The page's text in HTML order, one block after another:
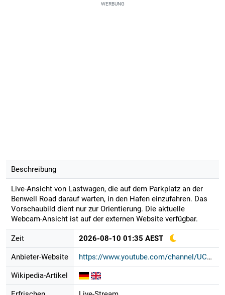
WERBUNG
Beschreibung
Live-Ansicht von Lastwagen, die auf dem Parkplatz an der
Benwell Road darauf warten, in den Hafen einzufahren. Das
Vorschaubild dient nur zur Orientierung. Die aktuelle
Webcam-Ansicht ist auf der externen Website verfügbar.
Zeit 2026-08-10 01:35 AEST
Anbieter-Website https://www.youtube.com/channel/UCw...
Wikipedia-Artikel